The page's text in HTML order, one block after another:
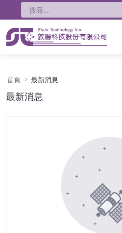
首頁 最新消息
最新消息